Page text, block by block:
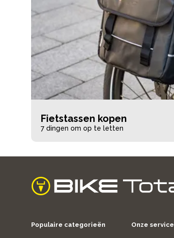
Fietstassen kopen
7 dingen om op te letten
home
Populaire categorieën Onze service